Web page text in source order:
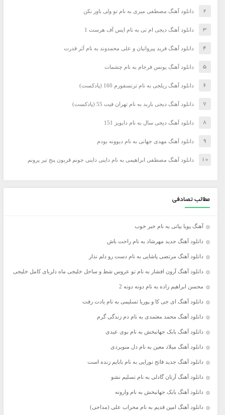
دانلود آهنگ مصطفی میری به نام تو ولی باور نکن
دانلود آهنگ دیجی ام تی به نام ایس آف هرست 1
دانلود آهنگ فرید پیروانیان و علی محمدوند به نام اَبَر قدرت
دانلود آهنگ یونس فرجام به نام چشمات
دانلود آهنگ ریلجی به نام ترنسفورم 160 (پادکست)
دانلود آهنگ دیجی باربد به نام تهران فیت 55 (پادکست)
دانلود آهنگ دیجی سال به نام دابویز 151
دانلود آهنگ مهدی جهانی به نام دیوونه بودم
دانلود آهنگ مصطفی ابراهیمی به نام داینی داینی جونم قربون پنج تیر پرونم
مطالب تصادفی
آهنگ پویا بیاتی به نام خبر خوب
دانلود آهنگ جدید مهرشاد به نام راحت باش
دانلود آهنگ مرتضی پاشایی به نام دست رو دلم نذار
دانلود آهنگ آرون افشار به نام تو عروس شط و ساحل خلیجی ماه دلربای کامل خلیجی
محسن ابراهیم زاده به نام دونه دونه 2
دانلود آهنگ ای جی کا و پوریا تسلیمی به نام یادت رفت
دانلود آهنگ محمد معتمدی به نام دم زندگی گرم
دانلود آهنگ بابک جهانبخش به نام بوی عیدی
دانلود آهنگ میلاد معین به نام دل منوبردی
دانلود آهنگ جدید فاتح نورایی به نام بابایم زنده است
دانلود آهنگ آرتان گادلی به نام تسلیم نشو
دانلود آهنگ بابک جهانبخش به نام وارونه
دانلود آهنگ امین قدیم به نام محراب علی (مداحی)